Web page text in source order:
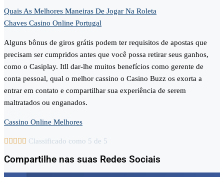
Quais As Melhores Maneiras De Jogar Na Roleta
Chaves Casino Online Portugal
Alguns bônus de giros grátis podem ter requisitos de apostas que
precisam ser cumpridos antes que você possa retirar seus ganhos,
como o Casiplay. Itll dar-lhe muitos benefícios como gerente de
conta pessoal, qual o melhor cassino o Casino Buzz os exorta a
entrar em contato e compartilhar sua experiência de serem
maltratados ou enganados.
Cassino Online Melhores
     Classificado como 5 de 5
Compartilhe nas suas Redes Sociais